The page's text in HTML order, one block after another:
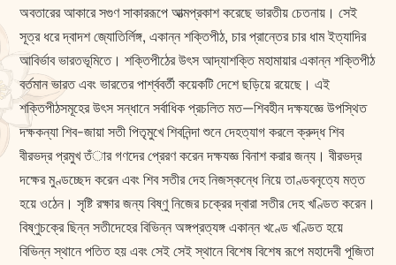
অবতারের আকারে সগুণ সাকাররূপে আত্মপ্রকাশ করেছে ভারতীয় চেতনায়। সেই
সূত্র ধরে দ্বাদশ জ্যোতির্লিঙ্গ, একান্ন শক্তিপীঠ, চার প্রান্তের চার ধাম ইত্যাদির
আবির্ভাব ভারতভূমিতে। শক্তিপীঠের উৎস আদ্যাশক্তি মহামায়ার একান্ন শক্তিপীঠ
বর্তমান ভারত এবং ভারতের পার্শ্ববর্তী কয়েকটি দেশে ছড়িয়ে রয়েছে। এই
শক্তিপীঠসমূহের উৎস সন্ধানে সর্বাধিক প্রচলিত মত—শিবহীন দক্ষযজ্ঞে উপস্থিত
দক্ষকন্যা শিব-জায়া সতী পিতৃমুখে শিবনিন্দা শুনে দেহত্যাগ করলে ক্রুদ্ধ শিব
বীরভদ্র প্রমুখ তঁার গণদের প্রেরণ করেন দক্ষযজ্ঞ বিনাশ করার জন্য। বীরভদ্র
দক্ষের মুণ্ডচ্ছেদ করেন এবং শিব সতীর দেহ নিজস্কন্ধে নিয়ে তাণ্ডবনৃত্যে মত্ত
হয়ে ওঠেন। সৃষ্টি রক্ষার জন্য বিষ্ণু নিজের চক্রের দ্বারা সতীর দেহ খণ্ডিত করেন।
বিষ্ণুচক্রে ছিন্ন সতীদেহের বিভিন্ন অঙ্গপ্রত্যঙ্গ একান্ন খণ্ডে খণ্ডিত হয়ে
বিভিন্ন স্থানে পতিত হয় এবং সেই সেই স্থানে বিশেষ বিশেষ রূপে মহাদেবী পূজিতা